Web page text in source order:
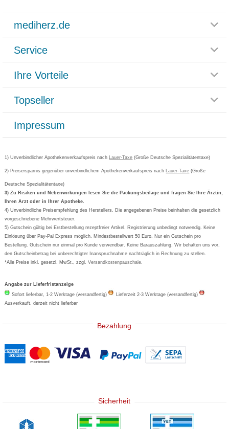
mediherz.de
Glossar
Häufig gestellte Fragen
Datenschutz
AGB
Cookie-Einstellungen
Vertrag widerrufen
Service
Rücksendemöglichkeit
Paketlieferstatus
Versandkosten
Bestellschein ausfüllen
Newsletteranmeldung
Ihre Vorteile
Rezeptlieferung
Bonusprogramm
Gutschein und Rabatte
Kundenbewertung
Topseller
Grippostad
Bepanthen
Formoline
Wick
Eucerin
Basica
Impressum
1) Unverbindlicher Apothekenverkaufspreis nach Lauer-Taxe (Große Deutsche Spezialitätentaxe)
2) Preisersparnis gegenüber unverbindlichem Apothekenverkaufspreis nach Lauer-Taxe (Große
Deutsche Spezialitätentaxe)
3) Zu Risiken und Nebenwirkungen lesen Sie die Packungsbeilage und fragen Sie Ihre Ärztin,
Ihren Arzt oder in Ihrer Apotheke.
4) Unverbindliche Preisempfehlung des Herstellers. Die angegebenen Preise beinhalten die gesetzlich
vorgeschriebene Mehrwertsteuer.
5) Gutschein gültig bei Erstbestellung rezeptfreier Artikel. Registrierung unbedingt notwendig. Keine
Einlösung über Pay-Pal Express möglich. Mindestbestellwert 50 Euro. Nur ein Gutschein pro
Bestellung. Gutschein nur einmal pro Kunde verwendbar. Keine Barauszahlung. Wir behalten uns vor,
den Gutscheinbetrag bei unberechtigter Inanspruchnahme nachträglich in Rechnung zu stellen.
*Alle Preise inkl. gesetzl. MwSt., zzgl.Versandkostenpauschale
Angabe zur Lieferfristanzeige
Sofort lieferbar, 1-2 Werktage (versandfertig)
Lieferzeit 2-3 Werktage (versandfertig)
Ausverkauft, derzeit nicht lieferbar
Bezahlung
Sicherheit